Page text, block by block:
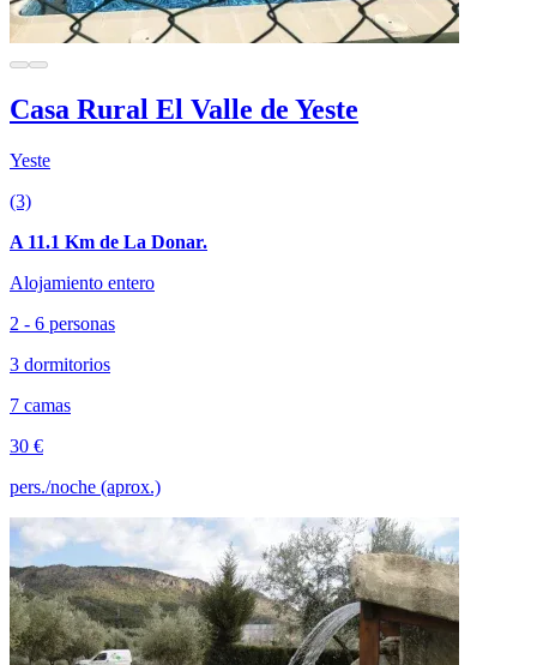
Casa Rural El Valle de Yeste
Yeste
(3)
A 11.1 Km de La Donar.
Alojamiento entero
2 - 6 personas
3 dormitorios
7 camas
30 €
pers./noche (aprox.)